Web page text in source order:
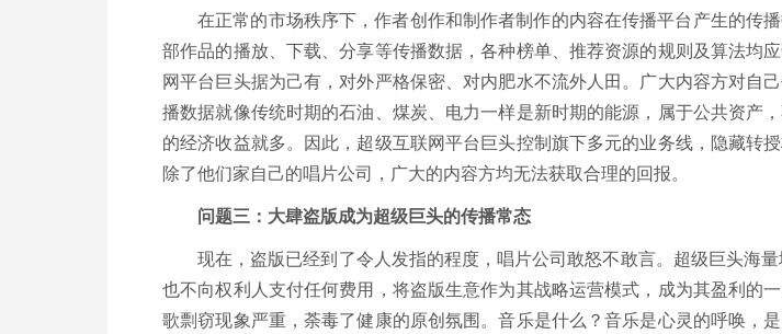
在正常的市场秩序下，作者创作和制作者制作的内容在传播平台产生的传
部作品的播放、下载、分享等传播数据，各种榜单、推荐资源的规则及算法均
网平台巨头据为己有，对外严格保密、对内肥水不流外人田。广大内容方对自
播数据就像传统时期的石油、煤炭、电力一样是新时期的能源，属于公共资产
的经济收益就多。因此，超级互联网平台巨头控制旗下多元的业务线，隐藏转
除了他们家自己的唱片公司，广大的内容方均无法获取合理的回报。
问题三：大肆盗版成为超级巨头的传播常态
现在，盗版已经到了令人发指的程度，唱片公司敢怒不敢言。超级巨头海
也不向权利人支付任何费用，将盗版生意作为其战略运营模式，成为其盈利的
歌剽窃现象严重，荼毒了健康的原创氛围。音乐是什么？音乐是心灵的呼唤，